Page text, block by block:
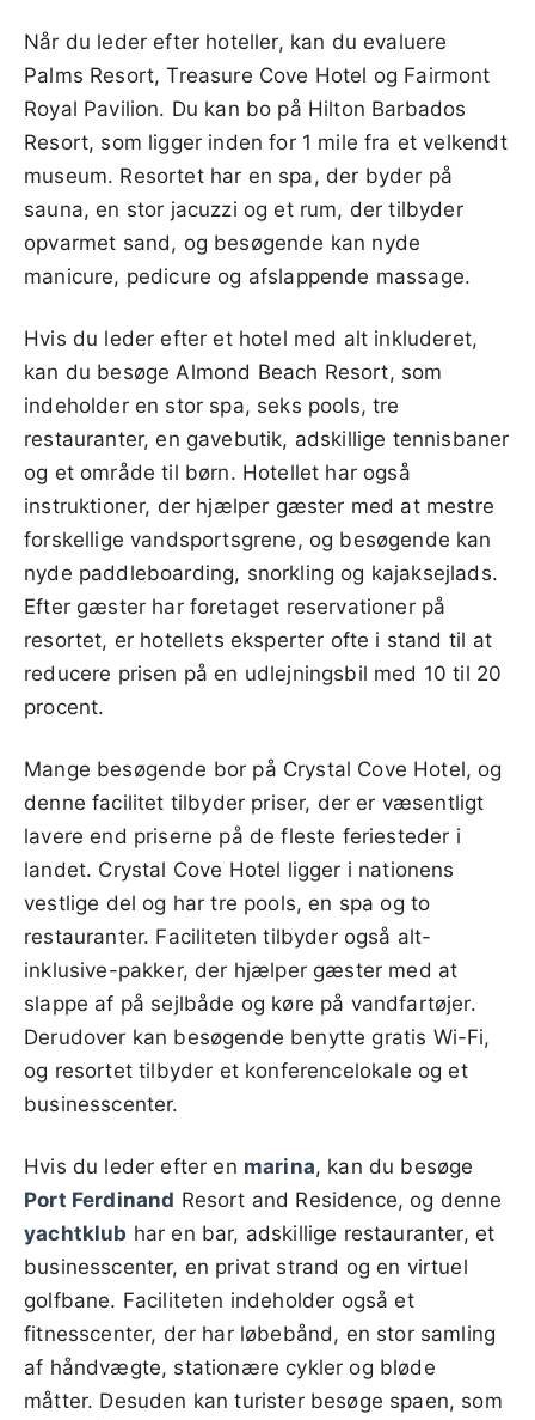
Når du leder efter hoteller, kan du evaluere
Palms Resort, Treasure Cove Hotel og Fairmont
Royal Pavilion. Du kan bo på Hilton Barbados
Resort, som ligger inden for 1 mile fra et velkendt
museum. Resortet har en spa, der byder på
sauna, en stor jacuzzi og et rum, der tilbyder
opvarmet sand, og besøgende kan nyde
manicure, pedicure og afslappende massage.
Hvis du leder efter et hotel med alt inkluderet,
kan du besøge Almond Beach Resort, som
indeholder en stor spa, seks pools, tre
restauranter, en gavebutik, adskillige tennisbaner
og et område til børn. Hotellet har også
instruktioner, der hjælper gæster med at mestre
forskellige vandsportsgrene, og besøgende kan
nyde paddleboarding, snorkling og kajaksejlads.
Efter gæster har foretaget reservationer på
resortet, er hotellets eksperter ofte i stand til at
reducere prisen på en udlejningsbil med 10 til 20
procent.
Mange besøgende bor på Crystal Cove Hotel, og
denne facilitet tilbyder priser, der er væsentligt
lavere end priserne på de fleste feriesteder i
landet. Crystal Cove Hotel ligger i nationens
vestlige del og har tre pools, en spa og to
restauranter. Faciliteten tilbyder også alt-
inklusive-pakker, der hjælper gæster med at
slappe af på sejlbåde og køre på vandfartøjer.
Derudover kan besøgende benytte gratis Wi-Fi,
og resortet tilbyder et konferencelokale og et
businesscenter.
Hvis du leder efter en marina, kan du besøge
Port Ferdinand Resort and Residence, og denne
yachtklub har en bar, adskillige restauranter, et
businesscenter, en privat strand og en virtuel
golfbane. Faciliteten indeholder også et
fitnesscenter, der har løbebånd, en stor samling
af håndvægte, stationære cykler og bløde
måtter. Desuden kan turister besøge spaen, som